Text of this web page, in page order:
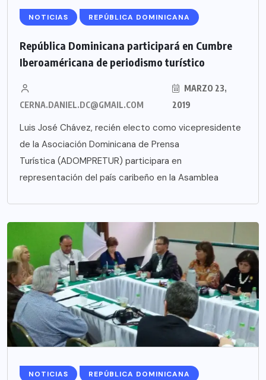
NOTICIAS REPÚBLICA DOMINICANA
República Dominicana participará en Cumbre
Iberoaméricana de periodismo turístico
CERNA.DANIEL.DC@GMAIL.COM
MARZO 23,
2019
Luis José Chávez, recién electo como vicepresidente
de la Asociación Dominicana de Prensa
Turística (ADOMPRETUR) participara en
representación del país caribeño en la Asamblea
NOTICIAS REPÚBLICA DOMINICANA